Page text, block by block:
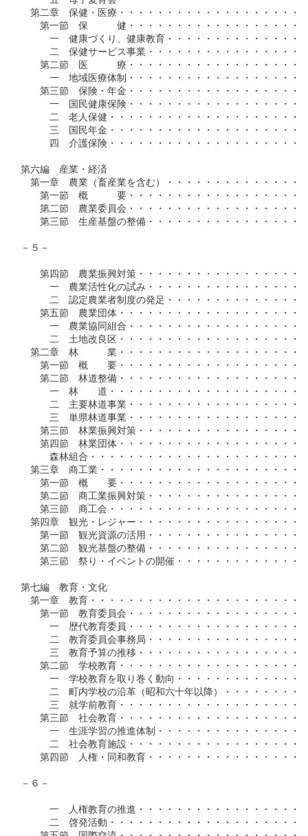
第二章　保健・医療・・・・・・・・・・・・・・・・・・・
第一節　保　　　健・・・・・・・・・・・・・・・・・・
一　健康づくり、健康教育・・・・・・・・・・・・・・・
二　保健サービス事業・・・・・・・・・・・・・・・・・
第二節　医　　　療・・・・・・・・・・・・・・・・・・
一　地域医療体制・・・・・・・・・・・・・・・・・・・
第三節　保険・年金・・・・・・・・・・・・・・・・・・
一　国民健康保険・・・・・・・・・・・・・・・・・・・
二　老人保健・・・・・・・・・・・・・・・・・・・・・
三　国民年金・・・・・・・・・・・・・・・・・・・・・
四　介護保険・・・・・・・・・・・・・・・・・・・・・
第六編　産業・経済
第一章　農業（畜産業を含む）・・・・・・・・・・・・・・
第一節　概　　　要・・・・・・・・・・・・・・・・・・
第二節　農業委員会・・・・・・・・・・・・・・・・・・
第三節　生産基盤の整備・・・・・・・・・・・・・・・・
－５－
第四節　農業振興対策・・・・・・・・・・・・・・・・・
一　農業活性化の試み・・・・・・・・・・・・・・・・・
二　認定農業者制度の発足・・・・・・・・・・・・・・・
第五節　農業団体・・・・・・・・・・・・・・・・・・・
一　農業協同組合・・・・・・・・・・・・・・・・・・・
二　土地改良区・・・・・・・・・・・・・・・・・・・・
第二章　林　　　業・・・・・・・・・・・・・・・・・・・
第一節　概　　要・・・・・・・・・・・・・・・・・・・
第二節　林道整備・・・・・・・・・・・・・・・・・・・
一　林　　道・・・・・・・・・・・・・・・・・・・・・
二　主要林道事業・・・・・・・・・・・・・・・・・・・
三　単県林道事業・・・・・・・・・・・・・・・・・・・
第三節　林業振興対策・・・・・・・・・・・・・・・・・
第四節　林業団体・・・・・・・・・・・・・・・・・・・
森林組合・・・・・・・・・・・・・・・・・・・・・・・
第三章　商工業・・・・・・・・・・・・・・・・・・・・・
第一節　概　　要・・・・・・・・・・・・・・・・・・・
第二節　商工業振興対策・・・・・・・・・・・・・・・・
第三節　商工会・・・・・・・・・・・・・・・・・・・・
第四章　観光・レジャー・・・・・・・・・・・・・・・・・
第一節　観光資源の活用・・・・・・・・・・・・・・・・
第二節　観光基盤の整備・・・・・・・・・・・・・・・・
第三節　祭り・イベントの開催・・・・・・・・・・・・・
第七編　教育・文化
第一章　教育・・・・・・・・・・・・・・・・・・・・・・
第一節　教育委員会・・・・・・・・・・・・・・・・・・
一　歴代教育委員・・・・・・・・・・・・・・・・・・・
二　教育委員会事務局・・・・・・・・・・・・・・・・・
三　教育予算の推移・・・・・・・・・・・・・・・・・・
第二節　学校教育・・・・・・・・・・・・・・・・・・・
一　学校教育を取り巻く動向・・・・・・・・・・・・・・
二　町内学校の沿革（昭和六十年以降）・・・・・・・・・
三　就学前教育・・・・・・・・・・・・・・・・・・・・
第三節　社会教育・・・・・・・・・・・・・・・・・・・
一　生涯学習の推進体制・・・・・・・・・・・・・・・・
二　社会教育施設・・・・・・・・・・・・・・・・・・・
第四節　人権・同和教育・・・・・・・・・・・・・・・・
－６－
一　人権教育の推進・・・・・・・・・・・・・・・・・・
二　啓発活動・・・・・・・・・・・・・・・・・・・・・